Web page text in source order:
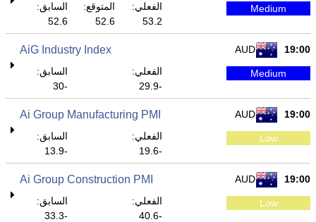
Medium
الفعلي:
53.2
المتوقع:
52.6
السابق:
52.6
19:00
AUD
AiG Industry Index
Medium
الفعلي:
-29.9
السابق:
-30
19:00
AUD
Ai Group Manufacturing PMI
Low
الفعلي:
-19.6
السابق:
-13.9
19:00
AUD
Ai Group Construction PMI
Low
الفعلي:
-40.6
السابق:
-33.3